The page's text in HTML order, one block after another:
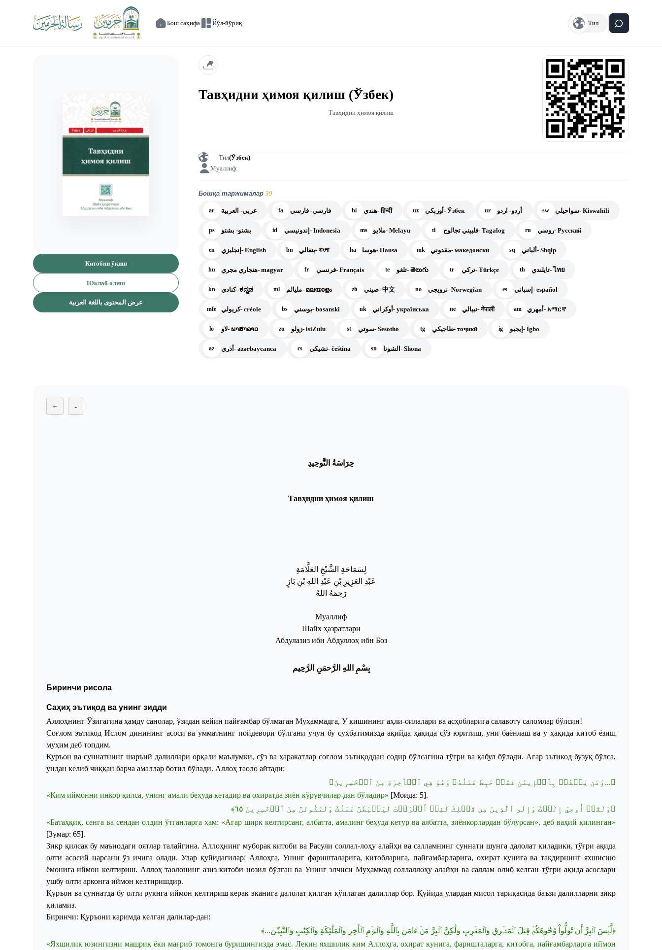
Бош саҳифа Йўл-йўриқ Тил
Китобни ўқиш
Юклаб олиш
عرض المحتوى باللغة العربية
Тавҳидни ҳимоя қилиш (Ўзбек)
Тавҳидни ҳимоя қилиш
Тил(Ўзбек)
Муаллиф:
Бошқа таржималар39
ar عربي- العربية fa فارسي- فارسي hi هندي- हिन्दी uz أوزبكي- Ўзбек ur أردو- اردو sw سواحيلي- Kiswahili
ps بشتو- بشتو id إندونيسي- Indonesia ms ملايو- Melayu tl فلبيني تجالوج- Tagalog ru روسي- Русский
en إنجليزي- English bn بنغالي- বাংলা ha هوسا- Hausa mk مقدوني- македонски sq ألباني- Shqip
hu هنجاري مجري- magyar fr فرنسي- Français te تلغو- తెలుగు tr تركي- Türkçe th تايلندي- ไทย
kn كنادي- ಕನ್ನಡ ml مليالم- മലയാളം zh صيني- 中文 no نرويجي- Norwegian es إسباني- español
mfe كريولي- créole bs بوسني- bosanski uk أوكراني- українська ne نيبالي- नेपाली am أمهري- አማርኛ
lo لاو- ພາສາລາວ zu زولو- isiZulu st سوتي- Sesotho tg طاجيكي- тоҷикӣ ig إيجبو- Igbo
az أذري- azərbaycanca cs تشيكي- čeština sn الشونا- Shona
+ -
حِرَاسَةُ التَّوحِيدِ
Тавҳидни ҳимоя қилиш
لِسَمَاحَةِ الشَّيْخِ العَلَّامَةِ
عَبْدِ العَزِيزِ بْنِ عَبْدِ اللهِ بْنِ بَازٍ
رَحِمَهُ اللهُ
Муаллиф
Шайх ҳазратлари
Абдулазиз ибн Абдуллоҳ ибн Боз
بسم الله الرحمن الرحيم
Биринчи рисола
Саҳиҳ эътиқод ва унинг зидди
Аллоҳнинг Ўзигагина ҳамду санолар, ўзидан кейин пайғамбар бўлмаган Муҳаммадга, У кишининг аҳли-оилалари ва асҳобларига салавоту саломлар бўлсин!
Соғлом эътикод Ислом динининг асоси ва умматнинг пойдевори бўлгани учун бу суҳбатимизда ақийда ҳақида сўз юритиш, уни баёнлаш ва у ҳақида китоб ёзиш
муҳим деб топдим.
Куръон ва суннатнинг шаръий далиллари орқали маълумки, сўз ва ҳаракатлар соғлом эътиқоддан содир бўлсагина тўғри ва қабул бўлади. Агар эътикод бузуқ бўлса,
ундан келиб чиққан барча амаллар ботил бўлади. Аллоҳ таоло айтади:
﴿...وَمَن يَكۡفُرۡ بِٱلۡإِيمَٰنِ فَقَدۡ حَبِطَ عَمَلُهُۥ وَهُوَ فِي ٱلۡأٓخِرَةِ مِنَ ٱلۡخَٰسِرِينَ﴾
«Ким иймонни инкор қилса, унинг амали беҳуда кетадир ва охиратда зиён кўрувчилар-дан бўладир» [Моида: 5].
﴿وَلَقَدۡ أُوحِيَ إِلَيۡكَ وَإِلَى ٱلَّذِينَ مِن قَبۡلِكَ لَئِنۡ أَشۡرَكۡتَ لَيَحۡبَطَنَّ عَمَلُكَ وَلَتَكُونَنَّ مِنَ ٱلۡخَٰسِرِينَ ٦٥﴾
«Батаҳқиқ, сенга ва сендан олдин ўтганларга ҳам: «Агар ширк келтирсанг, албатта, амалинг беҳуда кетур ва албатта,зиёнкорлардан бўлурсан», деб ваҳий қилинган»
[Зумар: 65].
Зикр қилсак бу маънодаги оятлар талайгина. Аллоҳнинг мубораккитоби ва Расули соллал-лоҳу алайҳи ва салламнинг суннати шунга далолат қиладики, тўғри ақида
олти асосий нарсани ўз ичига олади. Улар қуйидагилар: Аллоҳга, Унинг фаришталарига, китобларига, пайғамбарларига, охират кунига ва тақдирнинг яхшисию
ёмонига иймон келтириш. Аллоҳ таолонинг азизкитоби нозил бўлган ва Унинг элчиси Муҳаммад соллаллоҳу алайҳи ва саллам олиб келган тўғри ақида асослари
ушбу олти арконга иймон келтиришдир.
Қуръон ва суннатда бу олти рукнга иймон келтириш керак эканига далолат қилган кўплаган далиллар бор. Қуйида улардан мисол тариқасида баъзи далилларни зикр
қиламиз.
Биринчи: Қуръони каримда келган далилар-дан:
﴿لَّيۡسَ ٱلۡبِرَّ أَن تُوَلُّواْ وُجُوهَكُمۡ قِبَلَ ٱلۡمَشۡرِقِ وَٱلۡمَغۡرِبِ وَلَٰكِنَّ ٱلۡبِرَّ مَنۡ ءَامَنَ بِٱللَّهِ وَٱلۡيَوۡمِ ٱلۡأٓخِرِ وَٱلۡمَلَٰٓئِكَةِ وَٱلۡكِتَٰبِ وَٱلنَّبِيِّـۧنَ...﴾
«Яхшилик юзингизни машриқ ёки мағриб томонга буришингизда эмас. Лекин яхшилик ким Аллоҳга,охират кунига,фаришталарга,китобга,пайғамбарларга иймон